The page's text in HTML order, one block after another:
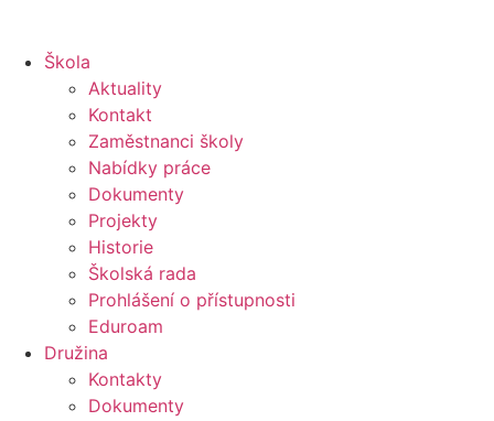
Škola
Aktuality
Kontakt
Zaměstnanci školy
Nabídky práce
Dokumenty
Projekty
Historie
Školská rada
Prohlášení o přístupnosti
Eduroam
Družina
Kontakty
Dokumenty